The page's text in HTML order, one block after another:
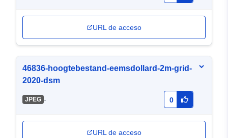
URL de acceso
46836-hoogtebestand-eemsdollard-2m-grid-
2020-dsm
JPEG - 0
URL de acceso